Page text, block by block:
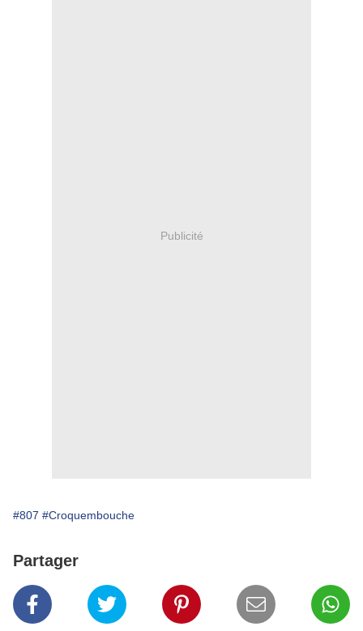
Publicité
#807 #Croquembouche
Partager